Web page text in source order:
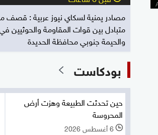
مصادر يمنية لسكاي نيوز عربية : قصف
متبادل بين قوات المقاومة والحوثيين في
والحيمة جنوبي محافظة الحديدة
بودكاست
حين تحدثت الطبيعة وهزت أرض
المحروسة
l 6 أغسطس 2026